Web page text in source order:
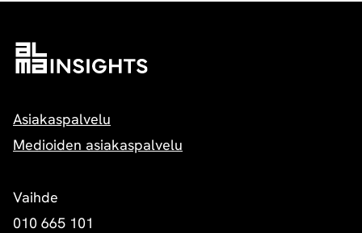
Asiakaspalvelu
Medioiden asiakaspalvelu
Vaihde
010 665 101